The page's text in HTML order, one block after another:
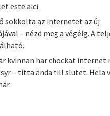
este aici.
sokkolta az internetet az új
– nézd meg a végéig. A
kvinnan har chockat internet
– titta ända till slutet. Hela